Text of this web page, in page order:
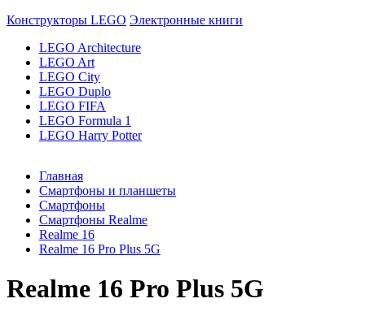
Конструкторы LEGO Электронные книги
LEGO Architecture
LEGO Art
LEGO City
LEGO Duplo
LEGO FIFA
LEGO Formula 1
LEGO Harry Potter
Главная
Смартфоны и планшеты
Смартфоны
Смартфоны Realme
Realme 16
Realme 16 Pro Plus 5G
Realme 16 Pro Plus 5G